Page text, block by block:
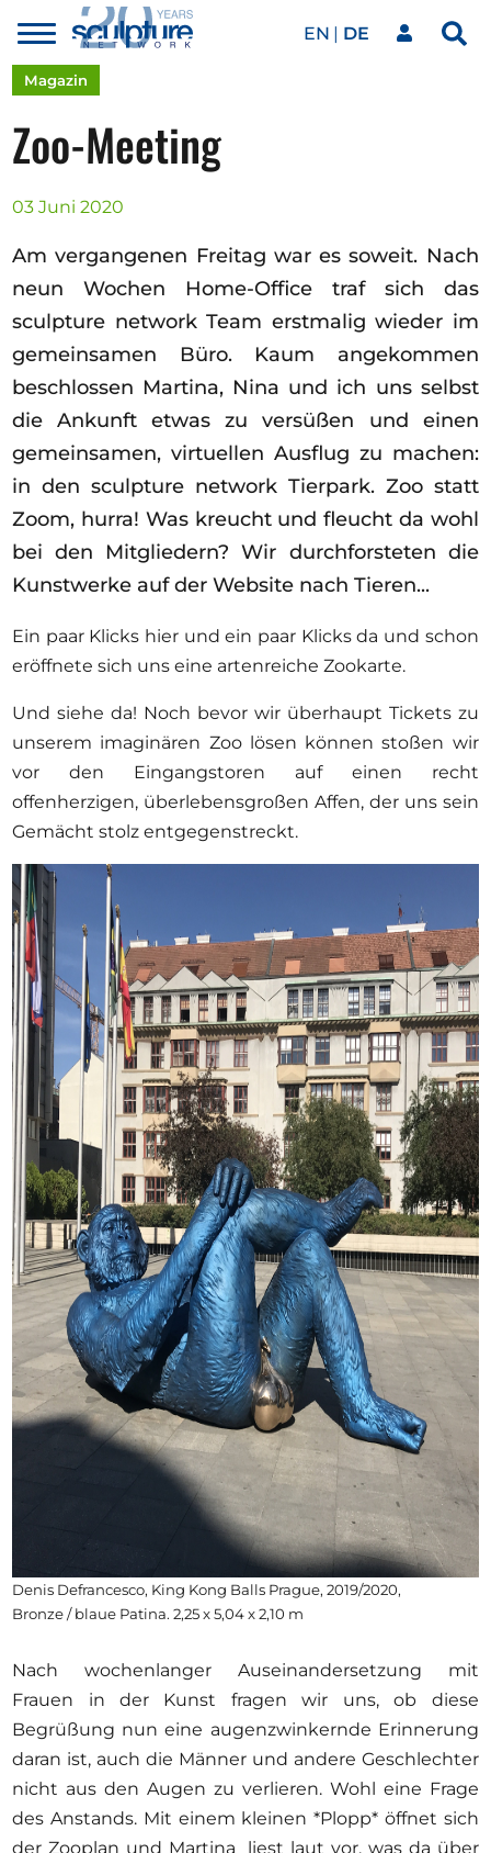
Skip to main content
Toggle
menu
EN DE
Unser Netzwerk
Kunstwerke
Unsere Events
Kunstkalender
Magazin
Ausschreibungen
Mitglied werden
Künstler:innen
Über uns
Spenden
Partners
Help
Kontakt
Magazin
Zoo-Meeting
03 Juni 2020
Am vergangenen Freitag war es soweit. Nach
neun Wochen Home-Office traf sich das
sculpture network Team erstmalig wieder im
gemeinsamen Büro. Kaum angekommen
beschlossen Martina, Nina und ich uns selbst
die Ankunft etwas zu versüßen und einen
gemeinsamen, virtuellen Ausflug zu machen:
in den sculpture network Tierpark. Zoo statt
Zoom, hurra! Was kreucht und fleucht da wohl
bei den Mitgliedern? Wir durchforsteten die
Kunstwerke auf der Website nach Tieren...
Ein paar Klicks hier und ein paar Klicks da und schon
eröffnete sich uns eine artenreiche Zookarte.
Und siehe da! Noch bevor wir überhaupt Tickets zu
unserem imaginären Zoo lösen können stoßen wir
vor den Eingangstoren auf einen recht
offenherzigen, überlebensgroßen Affen, der uns sein
Gemächt stolz entgegenstreckt.
Denis Defrancesco, King Kong Balls Prague, 2019/2020,
Bronze / blaue Patina. 2,25 x 5,04 x 2,10 m
Nach wochenlanger Auseinandersetzung mit
Frauen in der Kunst fragen wir uns, ob diese
Begrüßung nun eine augenzwinkernde Erinnerung
daran ist, auch die Männer und andere Geschlechter
nicht aus den Augen zu verlieren. Wohl eine Frage
des Anstands. Mit einem kleinen *Plopp* öffnet sich
der Zooplan und Martina liest laut vor, was da über